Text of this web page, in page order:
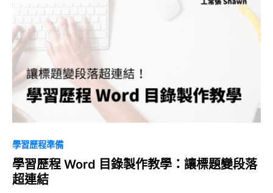
學習歷程準備
學習歷程 Word 目錄製作教學：讓標題變段落
超連結